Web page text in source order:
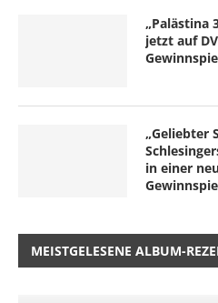
„Palästina
jetzt auf
„Geliebter
in einer
MEISTGELESENE ALBUM-